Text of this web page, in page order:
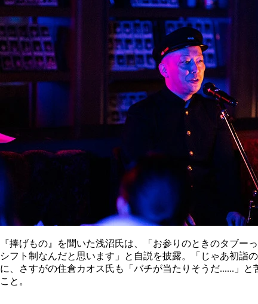
『捧げもの』を聞いた浅沼氏は、「お参りのときのタブ
シフト制なんだと思います」と自説を披露。「じゃあ初詣
に、さすがの住倉カオス氏も「バチが当たりそうだ......」
こと。